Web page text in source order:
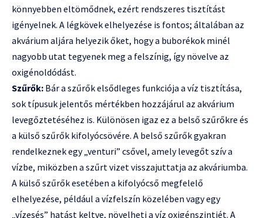
könnyebben eltömődnek, ezért rendszeres tisztítást
igényelnek. A légkövek elhelyezése is fontos; általában az
akvárium aljára helyezik őket, hogy a buborékok minél
nagyobb utat tegyenek meg a felszínig, így növelve az
oxigénoldódást.
Szűrők: Bár a szűrők elsődleges funkciója a víz tisztítása,
sok típusuk jelentős mértékben hozzájárul az akvárium
levegőztetéséhez is. Különösen igaz ez a belső szűrőkre és
a külső szűrők kifolyócsövére. A belső szűrők gyakran
rendelkeznek egy „venturi” csővel, amely levegőt szív a
vízbe, miközben a szűrt vizet visszajuttatja az akváriumba.
A külső szűrők esetében a kifolyócső megfelelő
elhelyezése, például a vízfelszín közelében vagy egy
„vízesés” hatást keltve, növelheti a víz oxigénszintjét. A